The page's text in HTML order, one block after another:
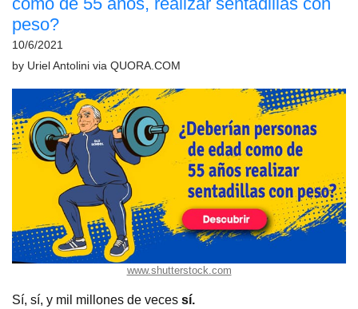
peso?
10/6/2021
by Uriel Antolini via QUORA.COM
www.shutterstock.com
Sí, sí, y mil millones de veces sí.